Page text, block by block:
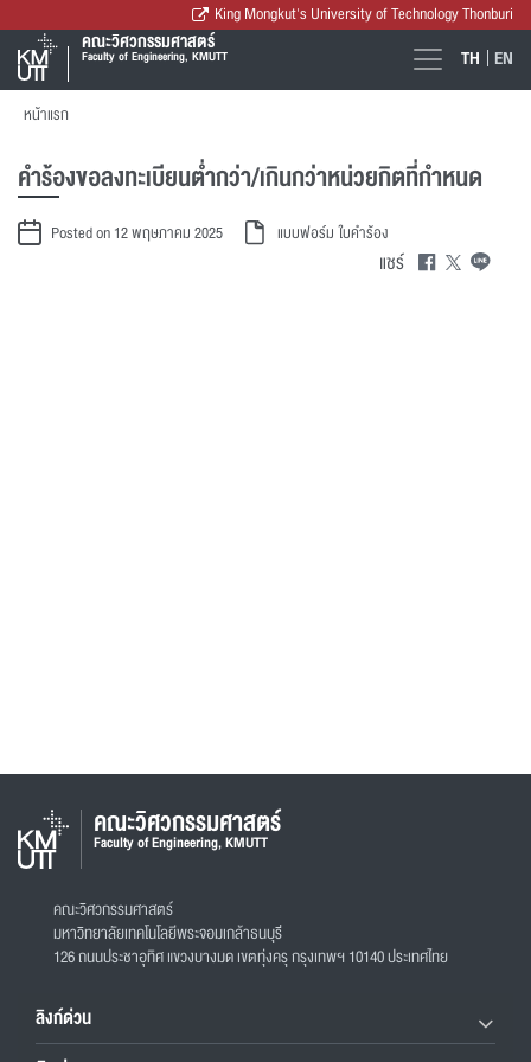
King Mongkut's University of Technology Thonburi
คณะวิศวกรรมศาสตร์
Faculty of Engineering, KMUTT TH EN
หน้าแรก
คำร้องขอลงทะเบียนต่ำกว่า/เกินกว่าหน่วยกิตที่กำหนด
Posted on 12 พฤษภาคม 2025 แบบฟอร์ม ใบคำร้อง
แชร์
คณะวิศวกรรมศาสตร์
Faculty of Engineering, KMUTT
คณะวิศวกรรมศาสตร์
มหาวิทยาลัยเทคโนโลยีพระจอมเกล้าธนบุรี
126 ถนนประชาอุทิศ แขวงบางมด เขตทุ่งครุ กรุงเทพฯ 10140 ประเทศไทย
ลิงก์ด่วน